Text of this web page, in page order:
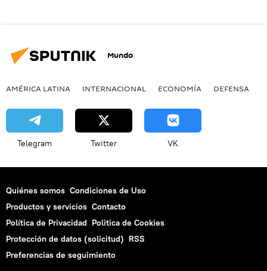
Mundo
AMÉRICA LATINA INTERNACIONAL ECONOMÍA DEFENSA
Telegram Twitter VK
Quiénes somos Condiciones de Uso
Productos y servicios Contacto
Política de Privacidad Politica de Cookies
Protección de datos (solicitud) RSS
Preferencias de seguimiento